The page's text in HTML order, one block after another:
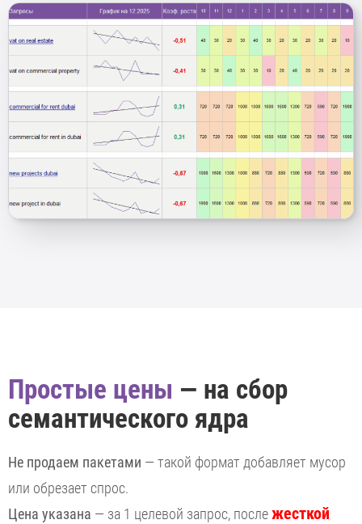
Простые цены — на сбор
семантического ядра
Не продаем пакетами — такой формат добавляет мусор
или обрезает спрос.
Цена указана — за 1 целевой запрос, послежесткой